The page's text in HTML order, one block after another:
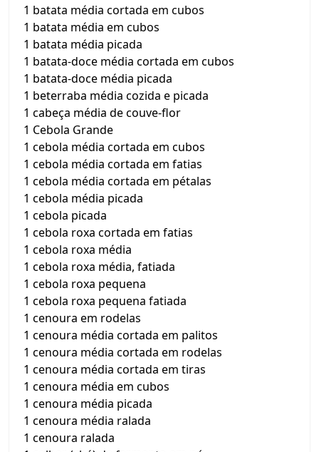
1 batata média cortada em cubos
1 batata média em cubos
1 batata média picada
1 batata-doce média cortada em cubos
1 batata-doce média picada
1 beterraba média cozida e picada
1 cabeça média de couve-flor
1 Cebola Grande
1 cebola média cortada em cubos
1 cebola média cortada em fatias
1 cebola média cortada em pétalas
1 cebola média picada
1 cebola picada
1 cebola roxa cortada em fatias
1 cebola roxa média
1 cebola roxa média, fatiada
1 cebola roxa pequena
1 cebola roxa pequena fatiada
1 cenoura em rodelas
1 cenoura média cortada em palitos
1 cenoura média cortada em rodelas
1 cenoura média cortada em tiras
1 cenoura média em cubos
1 cenoura média picada
1 cenoura média ralada
1 cenoura ralada